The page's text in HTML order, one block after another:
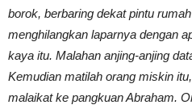
borok, berbaring dekat pintu
menghilangkan laparnya dengan
kaya itu. Malahan anjing-anjing
Kemudian matilah orang miskin
malaikat ke pangkuan Abraham.